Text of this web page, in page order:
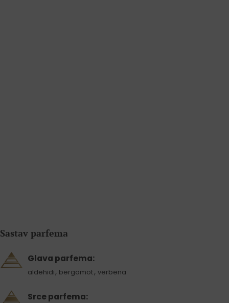
Sastav parfema
Glava parfema:
aldehidi, bergamot, verbena
Srce parfema: